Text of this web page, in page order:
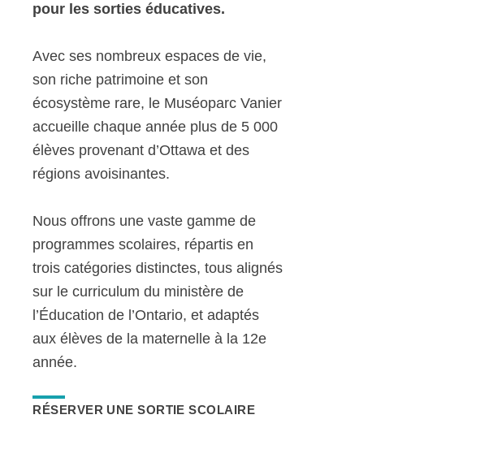
pour les sorties éducatives.
Avec ses nombreux espaces de vie,
son riche patrimoine et son
écosystème rare, le Muséoparc Vanier
accueille chaque année plus de 5 000
élèves provenant d’Ottawa et des
régions avoisinantes.
Nous offrons une vaste gamme de
programmes scolaires, répartis en
trois catégories distinctes, tous alignés
sur le curriculum du ministère de
l’Éducation de l’Ontario, et adaptés
aux élèves de la maternelle à la 12e
année.
RÉSERVER UNE SORTIE SCOLAIRE